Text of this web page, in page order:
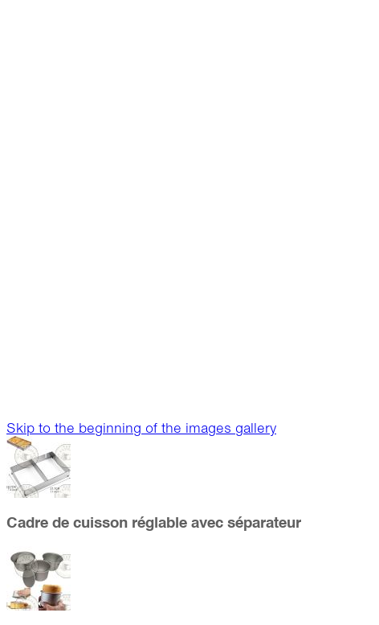
Skip to the beginning of the images gallery
Cadre de cuisson réglable avec séparateur